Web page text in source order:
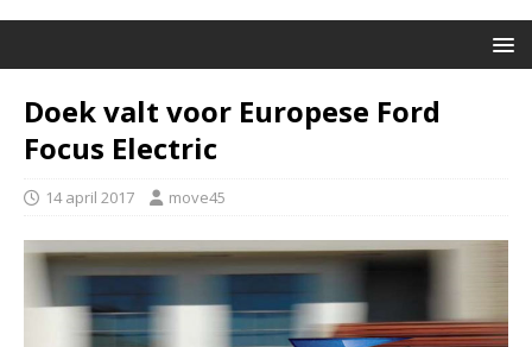
Doek valt voor Europese Ford
Focus Electric
14 april 2017 move45